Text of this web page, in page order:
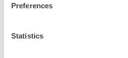
Preferences
Statistics
改您的区域。